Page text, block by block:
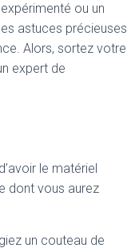
ou un
astuces précieuses
Alors, sortez votre
expert de
le matériel
dont vous aurez
un couteau de